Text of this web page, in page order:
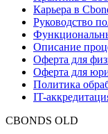
Для клиентов
О нас
Безопасность
Практика в
Карьера в
Руководство
Описание
Оферта для